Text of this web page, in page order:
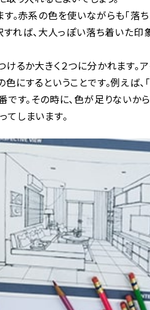
。赤系の色を使いながらも「落
すれば、大人っぽい落ち着いた
るか大きく２つに分かれます。
するということです。例えば、
す。その時に、色が足りないか
しまいます。